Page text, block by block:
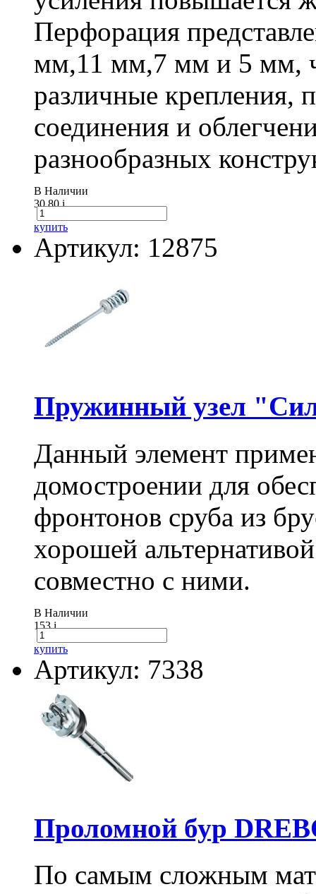
Перфорация
мм,11 мм,7 мм и 5 мм,
различные
соединения и
разнообразных
В Наличии
30.80i
купить
Артикул: 12875
Пружинный узел
Данный элемент
домостроении для
фронтонов сруба из
хорошей
совместно с ними.
В Наличии
153i
купить
Артикул: 7338
Проломной бур
По самым сложным